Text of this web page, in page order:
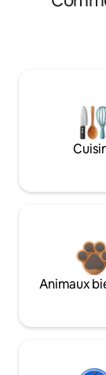
Animaux